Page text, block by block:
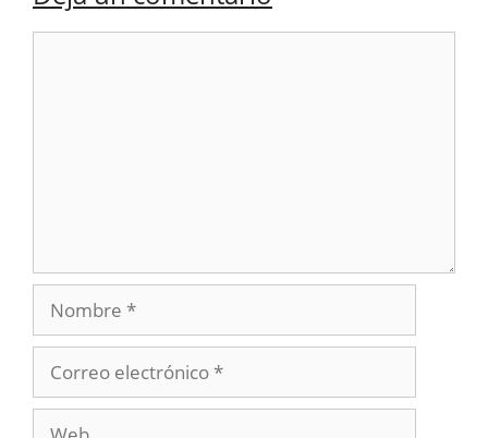
Nombre
electrónico